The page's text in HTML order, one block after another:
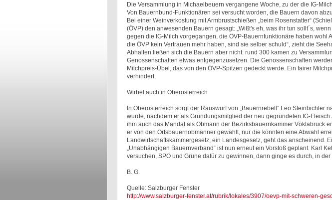
Die Versammlung in Michaelbeuern vergangene Woche, zu der die IG-
Von Bauernbund-Funktionären sei versucht worden, die Bauern davon
Bei einer Weinverkostung mit Armbrustschießen „beim Rosenstatter“
(ÖVP) den anwesenden Bauern gesagt: „Wißt's eh, was ihr tun sollt´s,
gegen die IG-Milch vorgegangen, die ÖVP-Bauernfunktionäre haben
die ÖVP kein Vertrauen mehr haben, sind sie selber schuld“, zieht die
Abhalten ließen sich die Bauern aber nicht: rund 300 kamen zu
Genossenschaften etwas entgegenzusetzen. Die Genossenschaften
Milchpreis-Übel, das von den ÖVP-Spitzen gedeckt werde. Ein fairer
verhindert.
Wirbel auch in Oberösterreich
In Oberösterreich sorgt der Rauswurf von „Bauernrebell“ Leo Steinbichler
wurde, nachdem er als Gründungsmitglied der neu gegründeten IG-
ihm auch das Mandat als Obmann der Bezirksbauernkammer Vöklabruck
er von den Ortsbauernobmänner gewählt, nur die könnten eine Abwahl
Landwirtschaftskammergesetz, ein Landesgesetz, geht das
„Unabhängigen Bauernverband“ ist nun erneut ein Vorstoß geplant. Karl
versuchen, SPÖ und Grüne dafür zu gewinnen, dann ginge es durch, in
B. G.
Quelle: Salzburger Fenster
http://www.salzburger-fenster.at/rubrik/lokales/3907/oevp-mit-schweren-